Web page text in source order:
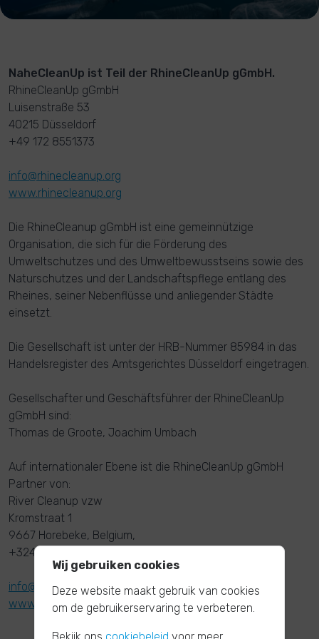
NaheCleanUp ist Teil der RhineCleanUp gGmbH.
RhineCleanUp gGmbH
Luisenstraße 53
40215 Düsseldorf
+49 172 8551373
info@rhinecleanup.org
www.rhinecleanup.org
Die RhineCleanup gGmbH ist eine gemeinnützige
Organisation, die sich für die Förderung des
Umweltschutzes und des Umweltbewusstseins sowie des
Naturschutzes und der Landschaftspflege entlang des
Rheines, seiner Nebenflüsse und anliegender Städte
einsetzt.
Die Gesellschaft ist unter der HRB-Nummer 85984 in das
Handelsregister des Amtsgerichtes Düsseldorf eingetragen.
Gesellschafter und Geschäftsführer der RhineCleanUp
gGmbH sind:
Thomas de Groote, Joachim Umbach
Auf internationaler Ebene ist die RhineCleanUp gGmbH
Partner von:
River Cleanup vzw
Kromstraat 1
9667 Horebeke, Belgium,
+32478444610
info@river-cleanup.org
www.river-cleanup.org
Wij gebruiken cookies
Deze website maakt gebruik van cookies
om de gebruikerservaring te verbeteren.
Bekijk ons cookiebeleid voor meer